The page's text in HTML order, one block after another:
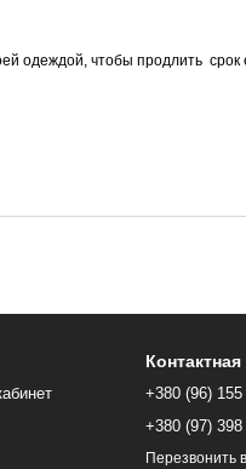
одеждой, чтобы продлить срок
+380 (96)
+380 (97)
Перезвонить